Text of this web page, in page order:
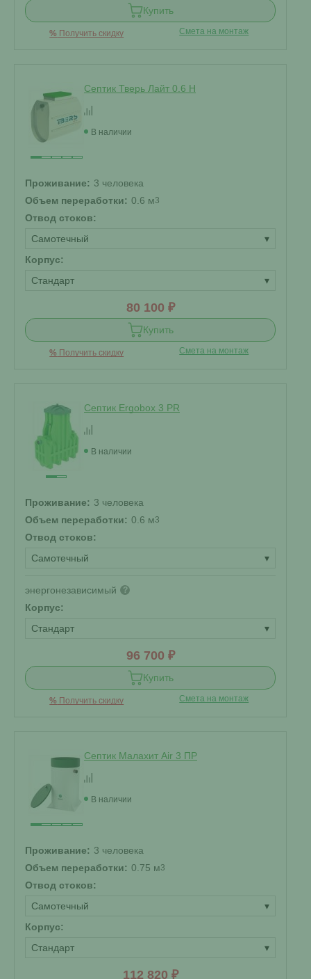
Купить
% Получить скидку Смета на монтаж
Септик Тверь Лайт 0.6 Н
В наличии
Проживание: 3 человека
Объем переработки: 0.6 м3
Отвод стоков:
Самотечный
▾
Корпус:
Стандарт
▾
80 100 ₽
Купить
% Получить скидку Смета на монтаж
Септик Ergobox 3 PR
В наличии
Проживание: 3 человека
Объем переработки: 0.6 м3
Отвод стоков:
Самотечный
▾
энергонезависимый ?
Корпус:
Стандарт
▾
96 700 ₽
Купить
% Получить скидку Смета на монтаж
Септик Малахит Air 3 ПР
В наличии
Проживание: 3 человека
Объем переработки: 0.75 м3
Отвод стоков:
Самотечный
▾
Корпус:
Стандарт
▾
112 820 ₽